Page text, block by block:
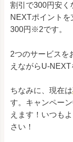
割引で300円安く
NEXTポイント
300円※2です。
2つのサービスを
えながらU-NEXT
ちなみに、現在は
す。キャンペー
えます！いつも
さい！